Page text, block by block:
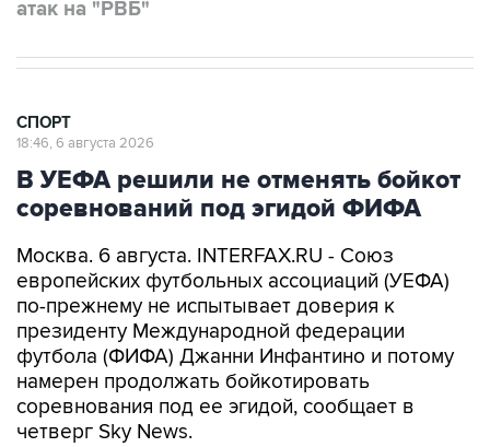
атак на "РВБ"
СПОРТ
18:46, 6 августа 2026
В УЕФА решили не отменять бойкот
соревнований под эгидой ФИФА
Москва. 6 августа. INTERFAX.RU - Союз
европейских футбольных ассоциаций (УЕФА)
по-прежнему не испытывает доверия к
президенту Международной федерации
футбола (ФИФА) Джанни Инфантино и потому
намерен продолжать бойкотировать
соревнования под ее эгидой, сообщает в
четверг Sky News.